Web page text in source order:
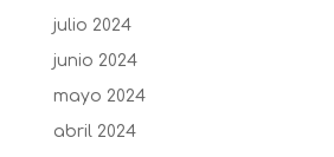
julio 2024
junio 2024
mayo 2024
abril 2024